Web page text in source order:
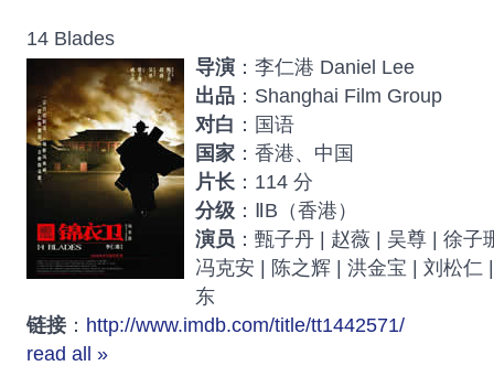
14 Blades
导演 ：李仁港 Daniel Lee
出品 ：Shanghai Film Group
对白 ：国语
国家 ：香港、中国
片长 ：114 分
分级 ：ⅡB（香港）
演员 ：甄子丹 | 赵薇 | 吴尊 | 徐
冯克安 | 陈之辉 | 洪金宝 | 刘松仁
东
链接 ： http://www.imdb.com/title/tt1442571/
read all »